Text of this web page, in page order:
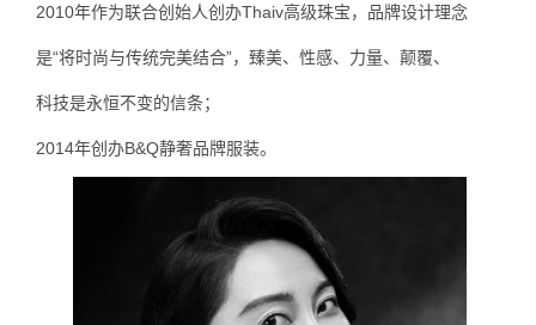
2010年作为联合创始人创办Thaiv高级珠宝，品牌设计理念
是“将时尚与传统完美结合”，臻美、性感、力量、颠覆、
科技是永恒不变的信条；
2014年创办B&Q静奢品牌服装。